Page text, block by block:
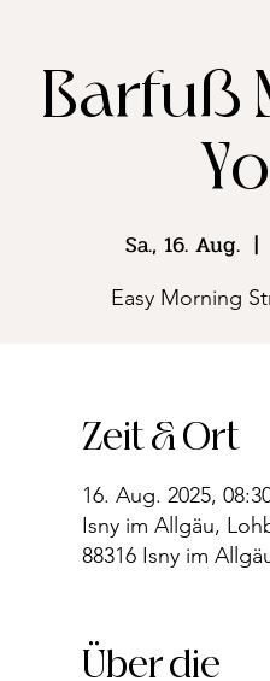
Barfuß
Sa., 16. Aug.
  |
Easy Morning
Zeit & Ort
16. Aug. 2025,
Isny im Allgäu,
88316 Isny im
Über die